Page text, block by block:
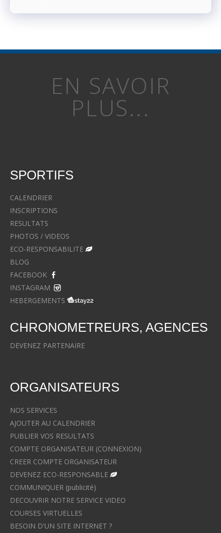
EN SAVOIR
PLUS...
SPORTIFS
CALENDRIER
INSCRIPTIONS
RESULTATS
PHOTOS / VIDEOS
ECO-RESPONSABILITE
BLOG
FACEBOOK
INSTAGRAM
HEBERGEMENTS
CHRONOMETREURS, AGENCES
DEVENEZ PARTENAIRE
ORGANISATEURS
NOS SERVICES
AJOUTER AU CALENDRIER
PUBLIER VOS RESULTATS
COMPTE ORGANISATEUR (CONNEXION)
CREER COMPTE ORGANISATEUR
DEVENEZ ECO-RESPONSABLE
COMMUNIQUER (publicité)
DECOUVRIR NOTRE SERVICE VIDEO
COURSES VIRTUELLES
BESOIN D'UN SITE INTERNET ?